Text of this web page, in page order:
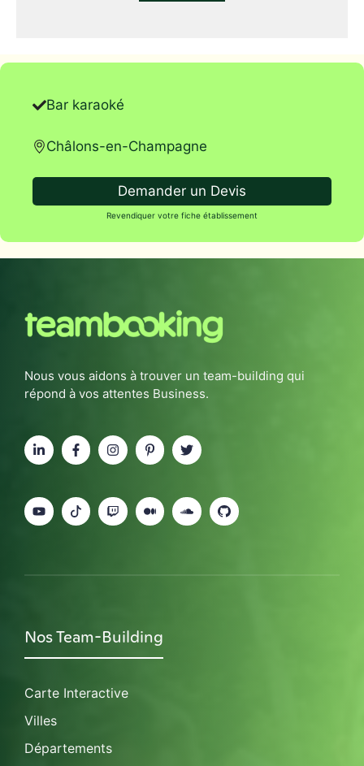
Bar karaoké
Châlons-en-Champagne
Demander un Devis
Revendiquer votre fiche établissement
Nous vous aidons à trouver un team-building qui
répond à vos attentes Business.
Nos Team-Building
Carte Interactive
Villes
Départements